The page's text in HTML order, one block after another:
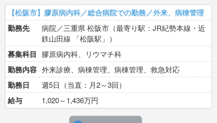
【松阪市】膠原病内科／総合病院での勤務／外来、病棟管理
勤務先
病院／三重県 松阪市（最寄り駅：JR紀勢本線・近
鉄山田線 「松阪駅」）
募集科目 膠原病内科、リウマチ科
勤務内容 外来診療、病棟管理、病棟管理、救急対応
勤務日 週5日（当直：月2～3回）
給与 1,020～1,436万円